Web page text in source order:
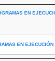
EN
EN EJECUCIÓN